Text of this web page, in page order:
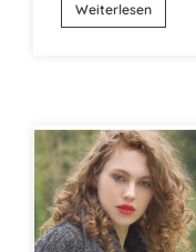
Weiterlesen